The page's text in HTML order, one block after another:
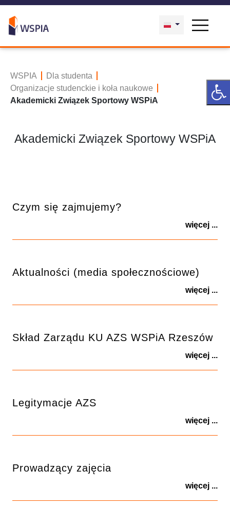
WSPIA
Dla studenta
Organizacje studenckie i koła naukowe
Akademicki Związek Sportowy WSPiA
Akademicki Związek Sportowy WSPiA
Czym się zajmujemy?
więcej ...
Aktualności (media społecznościowe)
więcej ...
Skład Zarządu KU AZS WSPiA Rzeszów
więcej ...
Legitymacje AZS
więcej ...
Prowadzący zajęcia
więcej ...